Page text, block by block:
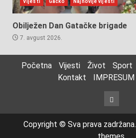
Vijesti Gacko Najnovije vijesti
Obilježen Dan Gatačke brigade
7. avgust 2026.
Početna Vijesti Život Sport
Kontakt
IMPRESUM
Izbori
Copyright © Sva prava zadržana.